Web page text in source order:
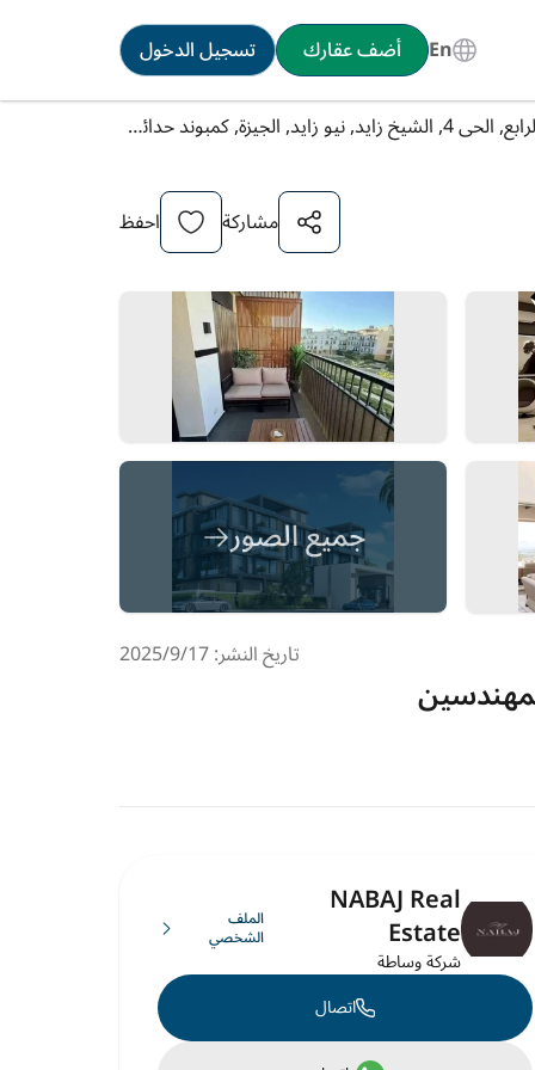
En أضف عقارك
تسجيل الدخول
شقة [1] للبيع في الحي الرابع, الحى 4, الشيخ زايد, نيو زايد, الجيزة, كمبوند حدائق المهندسين
مشاركة احفظ
جميع الصور
تاريخ النشر: 17‏‏/9‏‏/2025
NABAJ Real
Estate
شركة وساطة
الملف
الشخصي
اتصال